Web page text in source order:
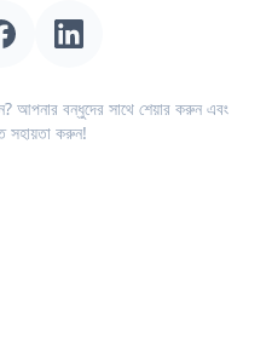
আপনার বন্ধুদের সাথে শেয়ার করুন এবং
সহায়তা করুন!